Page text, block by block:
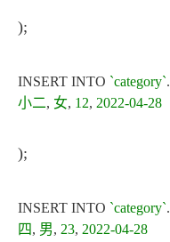
);
INSERT INTO `category`.
小二, 女, 12, 2022-04-28
);
INSERT INTO `category`.
四, 男, 23, 2022-04-28